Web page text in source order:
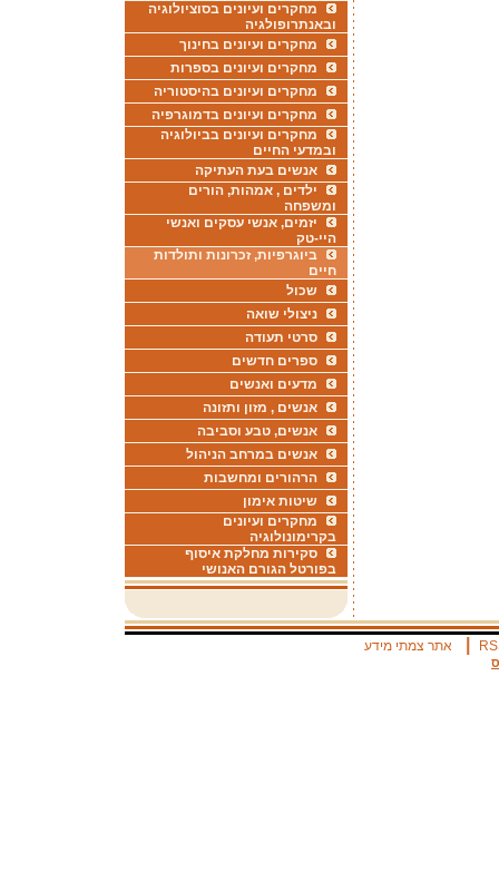
מחקרים ועיונים בסוציולוגיה
ובאנתרופולגיה
מחקרים ועיונים בחינוך
מחקרים ועיונים בספרות
מחקרים ועיונים בהיסטוריה
מחקרים ועיונים בדמוגרפיה
מחקרים ועיונים בביולוגיה
ובמדעי החיים
אנשים בעת העתיקה
ילדים , אמהות, הורים
ומשפחה
יזמים, אנשי עסקים ואנשי
היי-טק
ביוגרפיות, זכרונות ותולדות
חיים
שכול
ניצולי שואה
סרטי תעודה
ספרים חדשים
מדעים ואנשים
אנשים , מזון ותזונה
אנשים, טבע וסביבה
אנשים במרחב הניהול
הרהורים ומחשבות
שיטות אימון
מחקרים ועיונים
בקרימונולוגיה
סקירות מחלקת איסוף
בפורטל הגורם האנושי
אתר צמתי מידע